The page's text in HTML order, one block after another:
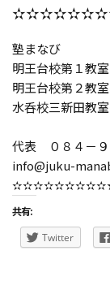
塾まなび
明王台校第１教
明王台校第２教
水呑校三新田教
エー
代表
０８４－
info@juku-
共有:
Twitter